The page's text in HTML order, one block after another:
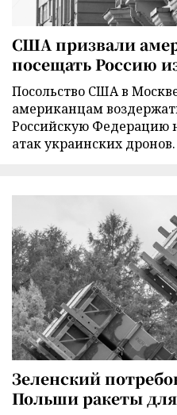
США призвали
посещать Россию
Посольство США в
американцам
Российскую Федерацию
атак украинских дронов.
Зеленский
Польши ракеты